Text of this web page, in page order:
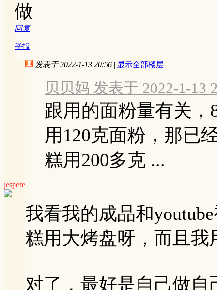
做
回复
举报
jespere
发表于 2022-1-13 20:56 | 显示全部楼层
贝贝妈 发表于 2022-1-13
跟用的面粉量有关
用120克面粉，那已
糕用200多克 ...
我看我的成品和
糕用大烤盘呀，而且我
对了，最好是自己做